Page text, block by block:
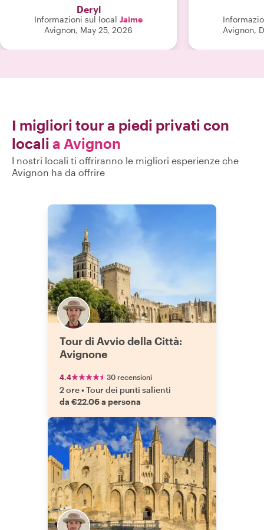
Deryl
Informazioni sul local Jaime
Avignon, May 25, 2026
Avignon,
I migliori tour a piedi privati con
locali a Avignon
I nostri locali ti offriranno le migliori esperienze che
Avignon ha da offrire
Tour di Avvio della Città:
Avignone
4.4 30 recensioni
2 ore•Tour dei punti salienti
da €22.06 a persona